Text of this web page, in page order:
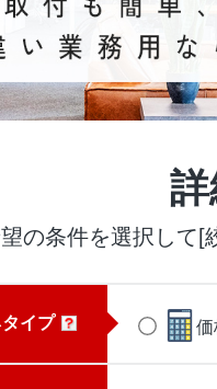
の条件を選択して[
イプ 価